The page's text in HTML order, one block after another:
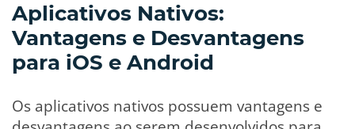
Aplicativos Nativos:
Vantagens e Desvantagens
para iOS e Android
Os aplicativos nativos possuem vantagens e